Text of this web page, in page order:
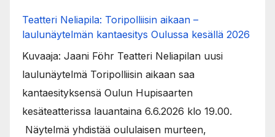
Teatteri Neliapila: Toripolliisin aikaan –
laulunäytelmän kantaesitys Oulussa kesällä 2026
Kuvaaja: Jaani Föhr Teatteri Neliapilan uusi
laulunäytelmä Toripolliisin aikaan saa
kantaesityksensä Oulun Hupisaarten
kesäteatterissa lauantaina 6.6.2026 klo 19.00.
Näytelmä yhdistää oululaisen murteen,